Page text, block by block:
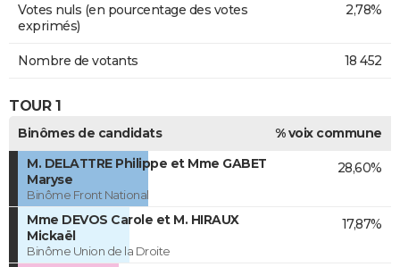
Votes nuls (en pourcentage des votes
exprimés)
2,78%
Nombre de votants 18 452
TOUR 1
Binômes de candidats
% voix commune
M. DELATTRE Philippe et Mme GABET
Maryse
Binôme Front National
28,60%
Mme DEVOS Carole et M. HIRAUX
Mickaël
Binôme Union de la Droite
17,87%